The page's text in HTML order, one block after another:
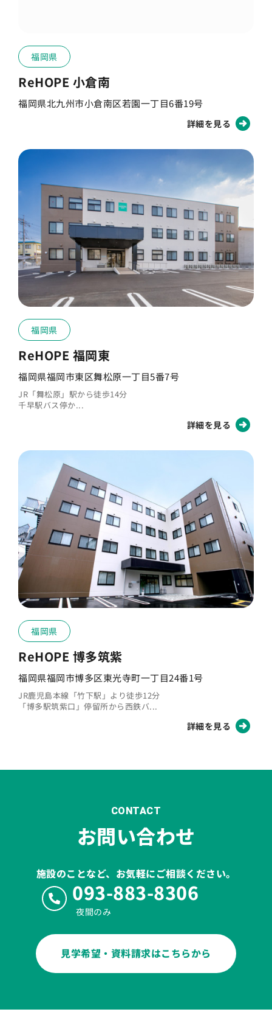
福岡県
ReHOPE 小倉南
福岡県北九州市小倉南区若園一丁目6番19号
詳細を見る
福岡県
ReHOPE 福岡東
福岡県福岡市東区舞松原一丁目5番7号
JR「舞松原」駅から徒歩14分
千早駅バス停か...
詳細を見る
福岡県
ReHOPE 博多筑紫
福岡県福岡市博多区東光寺町一丁目24番1号
JR鹿児島本線「竹下駅」より徒歩12分
「博多駅筑紫口」停留所から西鉄バ...
詳細を見る
CONTACT
お問い合わせ
施設のことなど、お気軽にご相談ください。
093-883-8306
夜間のみ
見学希望・資料請求はこちらから